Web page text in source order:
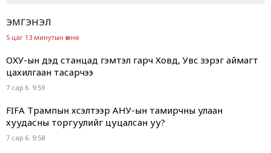
ЭМГЭНЭЛ
5 цаг 13 минутын өмнө
ОХУ-ын дэд станцад гэмтэл гарч Ховд, Увс зэрэг аймагт
цахилгаан тасарчээ
7 сар 6. 9:59
FIFA Трампын хүсэлтээр АНУ-ын тамирчны улаан
хуудасны торгуулийг цуцалсан уу?
7 сар 6. 9:58